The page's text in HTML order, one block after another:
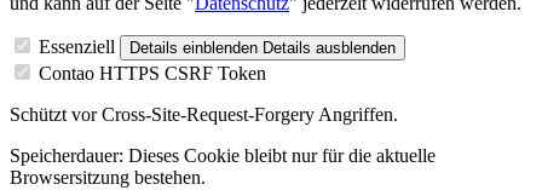
Essenziell Details einblenden Details ausblenden
Contao HTTPS CSRF Token
Schützt vor Cross-Site-Request-Forgery Angriffen.
Speicherdauer: Dieses Cookie bleibt nur für die aktuelle
Browsersitzung bestehen.